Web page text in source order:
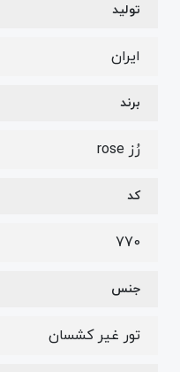
تولید
ایران
برند
رُز rose
کد
770
جنس
تور غیر کشسان